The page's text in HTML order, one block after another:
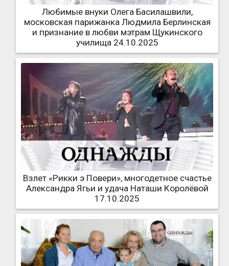
Любимые внуки Олега Басилашвили,
московская парижанка Людмила Берлинская
и признание в любви мэтрам Щукинского
училища 24.10.2025
Взлет «Рикки э Повери», многодетное счастье
Александра Ягьи и удача Наташи Королёвой
17.10.2025